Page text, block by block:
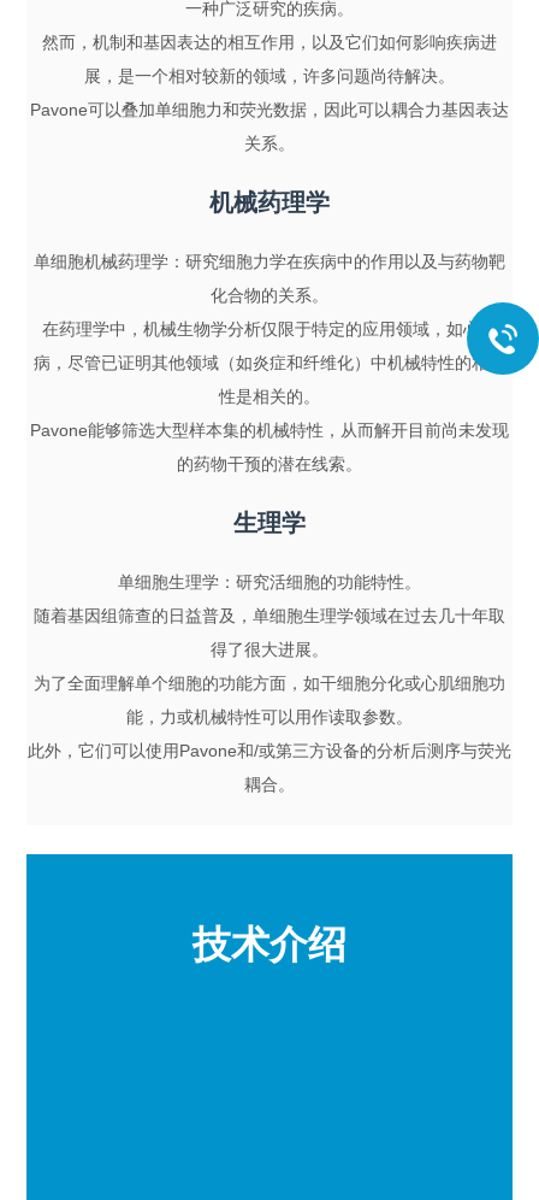
一种广泛研究的疾病。
然而，机制和基因表达的相互作用，以及它们如何影响疾病进
展，是一个相对较新的领域，许多问题尚待解决。
Pavone可以叠加单细胞力和荧光数据，因此可以耦合力基因表达
关系。
机械药理学
单细胞机械药理学：研究细胞力学在疾病中的作用以及与药物靶
化合物的关系。
在药理学中，机械生物学分析仅限于特定的应用领域，如心脏
病，尽管已证明其他领域（如炎症和纤维化）中机械特性的相关
性是相关的。
Pavone能够筛选大型样本集的机械特性，从而解开目前尚未发现
的药物干预的潜在线索。
生理学
单细胞生理学：研究活细胞的功能特性。
随着基因组筛查的日益普及，单细胞生理学领域在过去几十年取
得了很大进展。
为了全面理解单个细胞的功能方面，如干细胞分化或心肌细胞功
能，力或机械特性可以用作读取参数。
此外，它们可以使用Pavone和/或第三方设备的分析后测序与荧光
耦合。
技术介绍